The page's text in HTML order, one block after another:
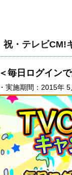
祝・テレビCM!
＜毎日ログイン
・実施期間：2015年